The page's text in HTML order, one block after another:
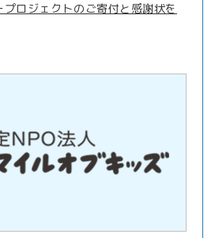
ロジェクトのご寄付と感謝状を